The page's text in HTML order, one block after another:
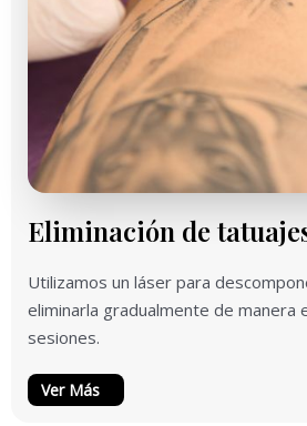
Eliminación de
Utilizamos un láser para
eliminarla gradualmente de manera
sesiones.
Ver Más